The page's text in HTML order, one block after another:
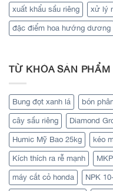
xuất khẩu sầu riêng xử lý
đặc điểm hoa hướng dương
TỪ KHÓA SẢN PHẨM
Bung đọt xanh lá bón
cây sầu riêng Diamond
Humic Mỹ Bao 25kg kéo
Kích thích ra rễ mạnh
máy cắt cỏ honda NPK